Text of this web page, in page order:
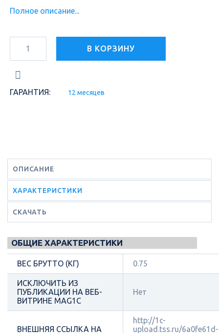
Полное описание...
В КОРЗИНУ
ГАРАНТИЯ: 12 месяцев
ОПИСАНИЕ
ХАРАКТЕРИСТИКИ
СКАЧАТЬ
ОБЩИЕ ХАРАКТЕРИСТИКИ
ВЕС БРУТТО (КГ) 0.75
ИСКЛЮЧИТЬ ИЗ
ПУБЛИКАЦИИ НА ВЕБ-
ВИТРИНЕ MAG1C
Нет
ВНЕШНЯЯ ССЫЛКА НА
http://1c-
upload.tss.ru/6a0fe61d-